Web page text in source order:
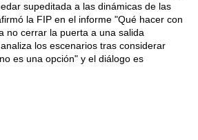
supeditada a las dinámicas de las
la FIP en el informe "Qué hacer con
no cerrar la puerta a una salida
los escenarios tras considerar
es una opción" y el diálogo es